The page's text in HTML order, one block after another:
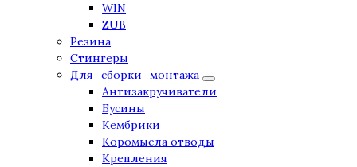
WIN
ZUB
Резина
Стингеры
Для_сборки_монтажа
Антизакручиватели
Бусины
Кембрики
Коромысла отводы
Крепления